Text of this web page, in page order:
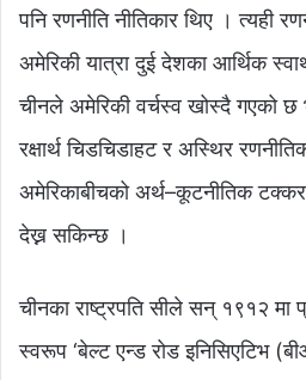
पनि रणनीति नीतिकार थिए । त्यही
अमेरिकी यात्रा दुई देशका आर्थिक
चीनले अमेरिकी वर्चस्व खोस्दै गएको छ
रक्षार्थ चिडचिडाहट र अस्थिर
अमेरिकाबीचको अर्थ–कूटनीतिक
देख्न सकिन्छ ।
चीनका राष्ट्रपति सीले सन् १९१२ मा
स्वरूप ‘बेल्ट एन्ड रोड इनिसिएटिभ